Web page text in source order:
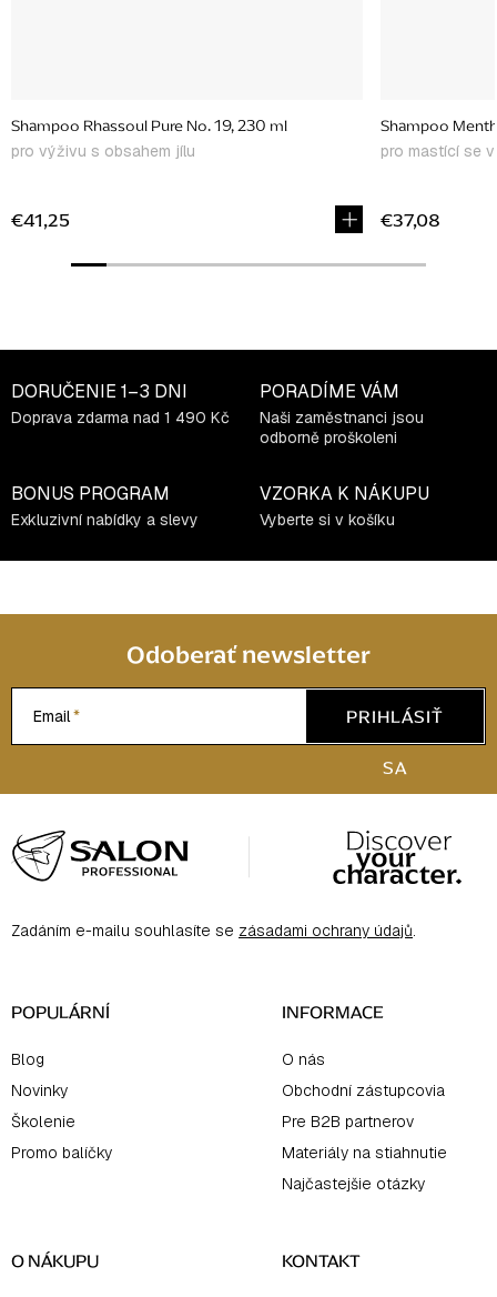
Shampoo Rhassoul Pure No. 19, 230 ml
pro výživu s obsahem jílu
€41,25
Shampoo
pro mastící se
€37,08
DORUČENIE 1–3 DNI
Doprava zdarma nad 1 490 Kč
PORADÍME VÁM
Naši zaměstnanci jsou
odborně proškoleni
BONUS PROGRAM
Exkluzivní nabídky a slevy
VZORKA K NÁKUPU
Vyberte si v košíku
Odoberať newsletter
Email
PRIHLÁSIŤ
SA
á
p
e
Zadáním e-mailu souhlasíte se zásadami ochrany údajů
POPULÁRNÍ
Blog
Novinky
Školenie
Promo balíčky
INFORMACE
O nás
Obchodní zástupcovia
Pre B2B partnerov
Materiály na stiahnutie
Najčastejšie otázky
O NÁKUPU KONTAKT